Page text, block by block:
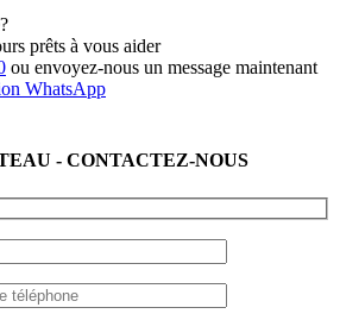
prêts à vous aider
ou envoyez-nous un message maintenant
WhatsApp
- CONTACTEZ-NOUS